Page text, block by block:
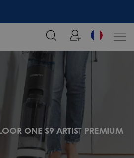
et profitez de 5% de réduction sur votre
chez Tineco
ONE S9 ARTIST PREMIUM